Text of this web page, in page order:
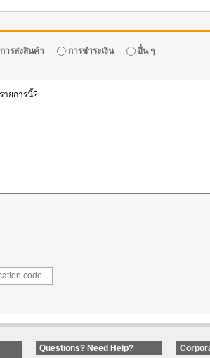
การส่งสินค้า การชำระเงิน อื่น ๆ
Questions? Need Help?